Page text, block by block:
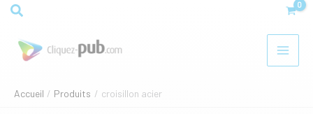
Aller
contenu
Rechercher
Accueil Produits croisillon acier